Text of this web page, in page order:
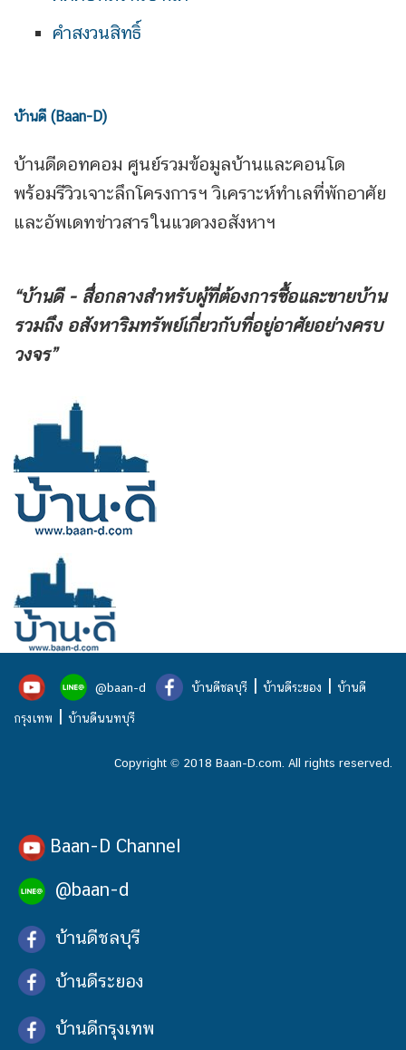
คำสงวนสิทธิ์
บ้านดี (Baan-D)
บ้านดีดอทคอม ศูนย์รวมข้อมูลบ้านและคอนโด
พร้อมรีวิวเจาะลึกโครงการฯ วิเคราะห์ทำเลที่พักอาศัย
และอัพเดทข่าวสารในแวดวงอสังหาฯ
“บ้านดี - สื่อกลางสำหรับผู้ที่ต้องการซื้อและขายบ้าน
รวมถึง อสังหาริมทรัพย์เกี่ยวกับที่อยู่อาศัยอย่างครบ
วงจร”
@baan-d บ้านดีชลบุรี | บ้านดีระยอง | บ้านดี
กรุงเทพ | บ้านดีนนทบุรี
Copyright © 2018 Baan-D.com. All rights reserved.
Baan-D Channel
@baan-d
บ้านดีชลบุรี
บ้านดีระยอง
บ้านดีกรุงเทพ